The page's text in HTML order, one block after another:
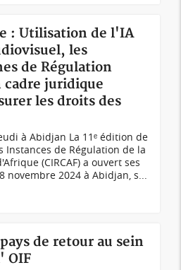
: Utilisation de l'IA
les
de Régulation
cadre juridique
les droits des
à Abidjan La 11ᵉ édition de
Instances de Régulation de la
(CIRCAF) a ouvert ses
novembre 2024 à Abidjan, s...
de retour au sein
OIF